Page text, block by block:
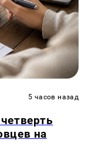
5 часов назад
на